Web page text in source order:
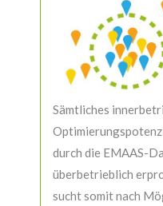
Sämtliches
durch die EMAAS-
überbetrieblich
sucht somit nach